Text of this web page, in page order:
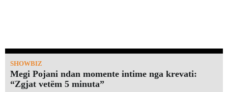
SHOWBIZ
Megi Pojani ndan momente intime nga krevati:
“Zgjat vetëm 5 minuta”￼